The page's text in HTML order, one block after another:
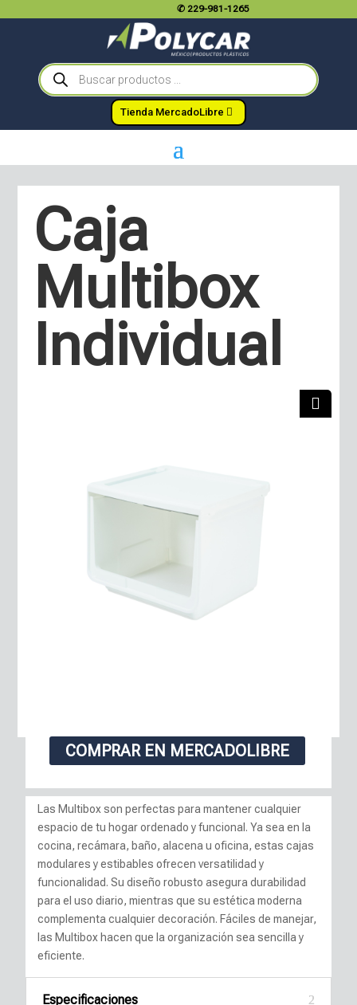
✆ 229-981-1265
Búsqueda
de
productos
Tienda MercadoLibre
Caja
Multibox
Individual
COMPRAR EN MERCADOLIBRE
Las Multibox son perfectas para mantener cualquier
espacio de tu hogar ordenado y funcional. Ya sea en la
cocina, recámara, baño, alacena u oficina, estas cajas
modulares y estibables ofrecen versatilidad y
funcionalidad. Su diseño robusto asegura durabilidad
para el uso diario, mientras que su estética moderna
complementa cualquier decoración. Fáciles de manejar,
las Multibox hacen que la organización sea sencilla y
eficiente.
Especificaciones